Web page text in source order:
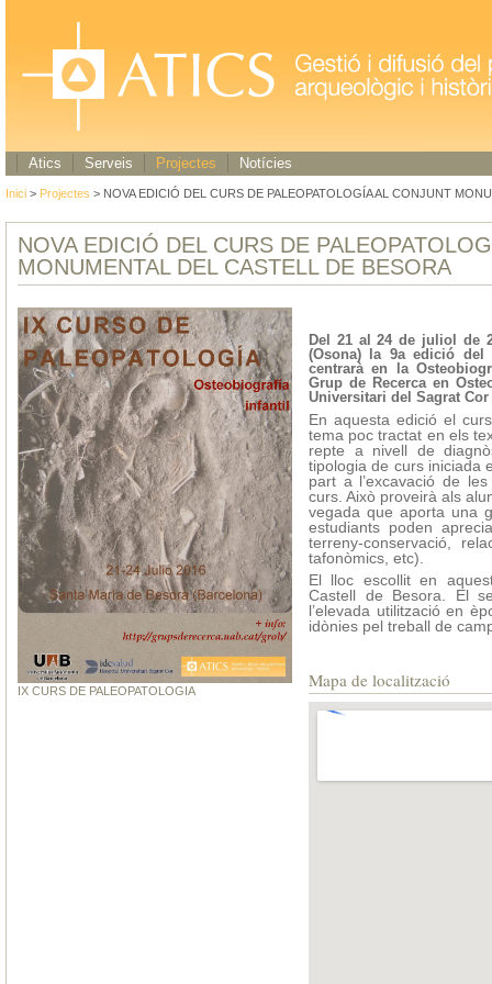
Atics Serveis Projectes Notícies
Inici > Projectes > NOVA EDICIÓ DEL CURS DE PALEOPATOLOGÍA AL CONJUNT
NOVA EDICIÓ DEL CURS DE
MONUMENTAL DEL CASTELL DE BESORA
IX CURS DE PALEOPATOLOGIA
Del 21 al 24 de juliol de
(Osona) la 9a edició del
centrarà en la
Grup de Recerca en
Universitari del Sagrat Cor
En aquesta edició el
tema poc tractat en els
repte a nivell de
tipologia de curs iniciada
part a l’excavació de
curs. Això proveirà als
vegada que aporta una
estudiants poden
terreny-conservació,
tafonòmics, etc).
El lloc escollit en
Castell de Besora. El
l’elevada utilització en
idònies pel treball de
Mapa de localització